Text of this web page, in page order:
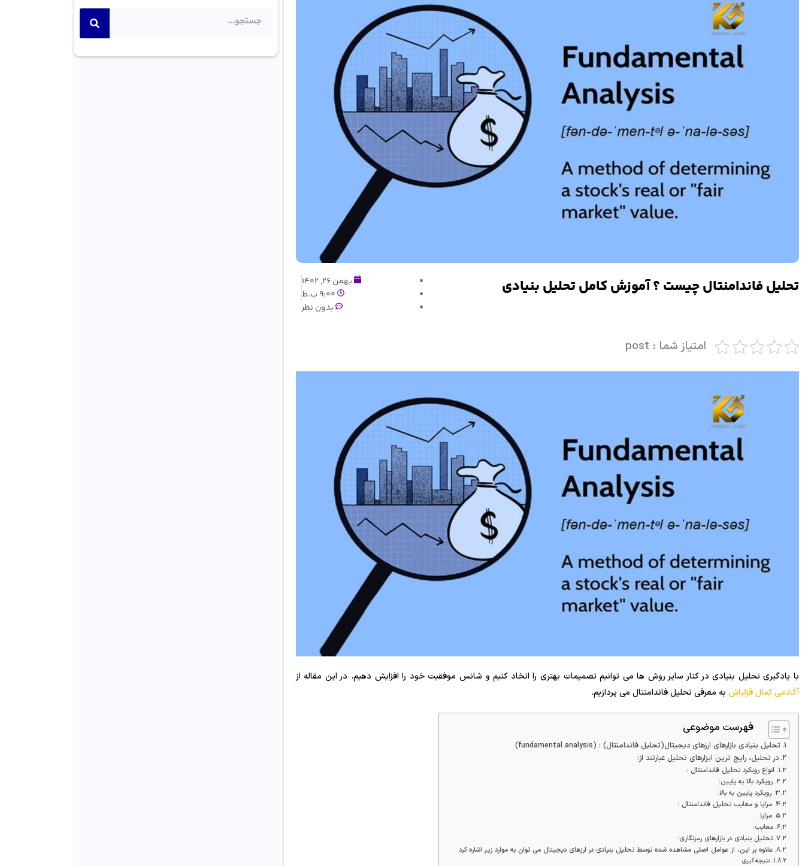
تحلیل فاندامنتال چیست ؟ آموزش کامل تحلیل بنیادی
بهمن 26, 1402
9:00 ب.ظ
بدون نظر
امتیاز شما : post
با یادگیری تحلیل بنیادی در کنار سایر روش ها می توانیم تصمیمات بهتری را اتخاد کنیم و شانس موفقیت خود را افزایش دهیم. در این مقاله از
آکادمی کمال قزلباش به معرفی تحلیل فاندامنتال می پردازیم.
فهرست موضوعی
تحلیل بنیادی بازارهای ارزهای دیجیتال(تحلیل فاندامنتال) : (fundamental analysis)
در تحلیل، رایج ترین ابزارهای تحلیل عبارتند از:
انواع رویکرد تحلیل فاندامنتال :
رویکرد بالا به پایین:
رویکرد پایین به بالا:
مزایا و معایب تحلیل فاندامنتال :
مزایا:
معایب:
تحلیل بنیادی در بازارهای رمزنگاری:
علاوه بر این، از عوامل اصلی مشاهده شده توسط تحلیل بنیادی در ارزهای دیجیتال می توان به موارد زیر اشاره کرد:
نتیجه گیری